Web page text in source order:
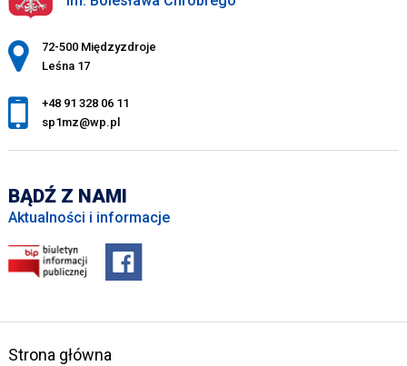
Adres pocztowy:
72-500 Międzyzdroje
Leśna 17
+48 91 328 06 11
sp1mz@wp.pl
BĄDŹ Z NAMI
Aktualności i informacje
Strona główna